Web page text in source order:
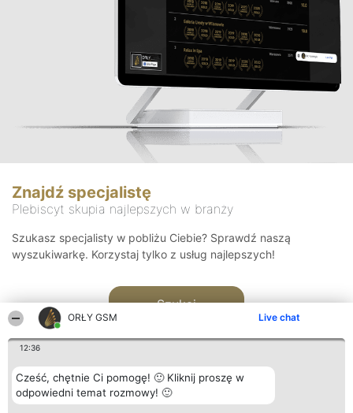
ORŁY GSM Live chat
12:36
Cześć, chętnie Ci pomogę! 🙂 Kliknij proszę w
odpowiedni temat rozmowy! 🙂
Znajdź specjalistę
Plebiscyt skupia najlepszych w branży
Szukasz specjalisty w pobliżu Ciebie? Sprawdź naszą
wyszukiwarkę. Korzystaj tylko z usług najlepszych!
Szukaj